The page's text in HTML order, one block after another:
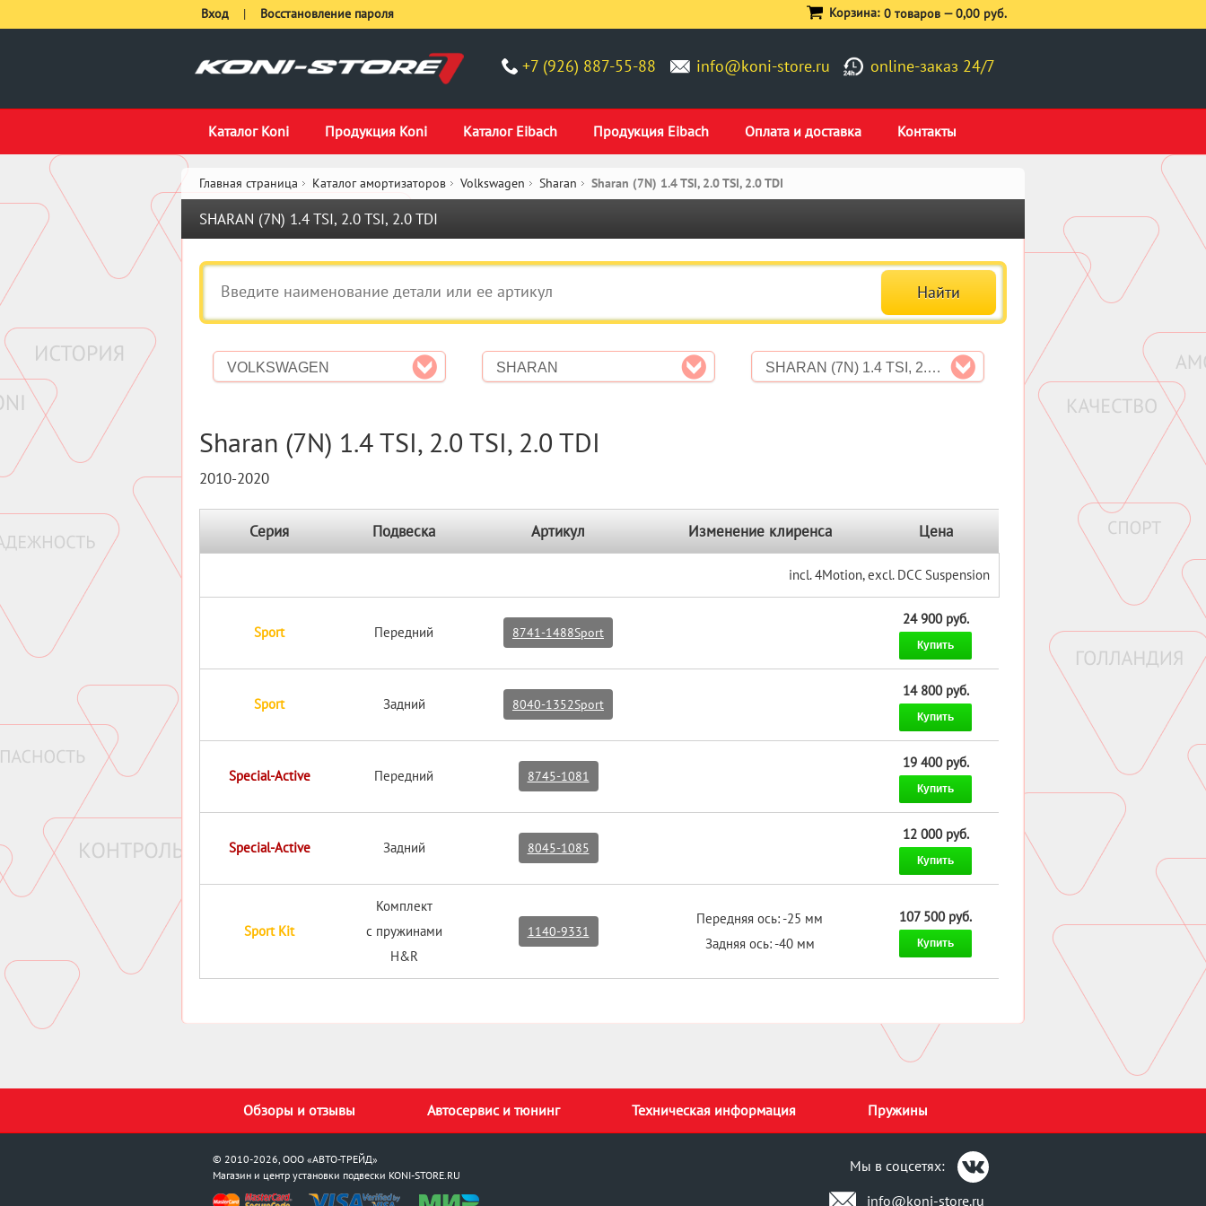
+7 (926) 887-55-88 info@koni-store.ru online-заказ 24/7
Каталог Koni Продукция Koni Каталог Eibach Продукция Eibach Оплата и доставка Контакты
Вход | Восстановление пароля Корзина: 0 товаров —0,00 руб.
Главная страница Каталог амортизаторов Volkswagen Sharan Sharan (7N) 1.4 TSI, 2.0 TSI, 2.0 TDI
SHARAN (7N) 1.4 TSI, 2.0 TSI, 2.0 TDI
VOLKSWAGEN SHARAN SHARAN (7N) 1.4 TSI, 2.0 TSI, 2.0 TDI
Sharan (7N) 1.4 TSI, 2.0 TSI, 2.0 TDI
2010-2020
Серия Подвеска Артикул Изменение клиренса Цена
incl. 4Motion, excl. DCC Suspension
Sport Передний 8741-1488Sport
24 900 руб.
Купить
Sport Задний 8040-1352Sport
14 800 руб.
Купить
Special-Active Передний 8745-1081
19 400 руб.
Купить
Special-Active Задний 8045-1085
12 000 руб.
Купить
Sport Kit
Комплект
с пружинами
H&R
1140-9331
Передняя ось: -25 мм
Задняя ось: -40 мм
107 500 руб.
Купить
Обзоры и отзывы Автосервис и тюнинг Техническая информация Пружины
© 2010-2026, ООО «АВТО-ТРЕЙД»
Магазин и центр установки подвески KONI-STORE.RU
Мы в соцсетях:
info@koni-store.ru